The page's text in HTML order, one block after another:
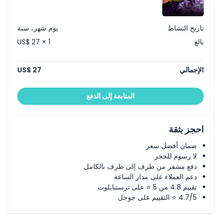
تاريخ النشاط
يوم شهر، سنة
بالغ
US$ 27 × 1
الإجمالي US$ 27
المتابعة إلى الدفع
احجز بثقة
ضمان أفضل سعر
لا رسوم للحجز
دفع مشفر من طرف إلى طرف بالكامل
دعم العملاء على مدار الساعة
تقييم 4.8 من 5 ⭐ على ترستبايلوت
4.7/5 ⭐ التقييم على جوجل